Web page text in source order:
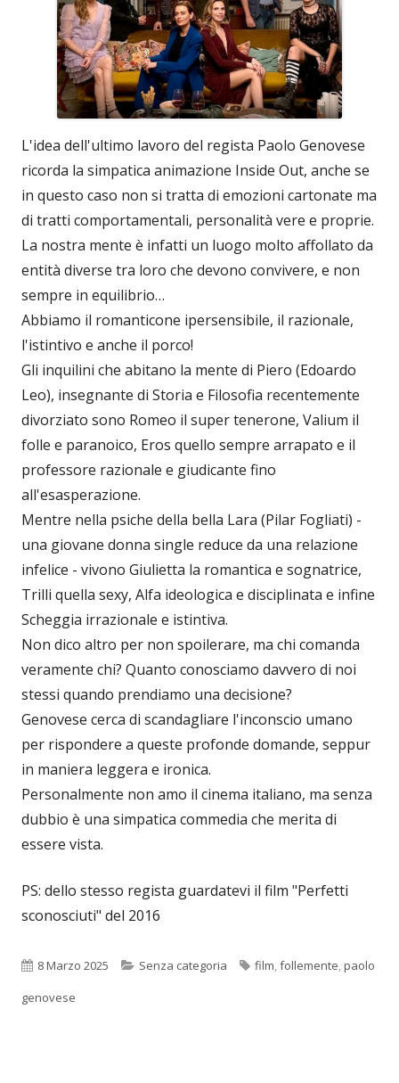
L'idea dell'ultimo lavoro del regista Paolo Genovese
ricorda la simpatica animazione Inside Out, anche se
in questo caso non si tratta di emozioni cartonate ma
di tratti comportamentali, personalità vere e proprie.
La nostra mente è infatti un luogo molto affollato da
entità diverse tra loro che devono convivere, e non
sempre in equilibrio…
Abbiamo il romanticone ipersensibile, il razionale,
l'istintivo e anche il porco!
Gli inquilini che abitano la mente di Piero (Edoardo
Leo), insegnante di Storia e Filosofia recentemente
divorziato sono Romeo il super tenerone, Valium il
folle e paranoico, Eros quello sempre arrapato e il
professore razionale e giudicante fino
all'esasperazione.
Mentre nella psiche della bella Lara (Pilar Fogliati) -
una giovane donna single reduce da una relazione
infelice - vivono Giulietta la romantica e sognatrice,
Trilli quella sexy, Alfa ideologica e disciplinata e infine
Scheggia irrazionale e istintiva.
Non dico altro per non spoilerare, ma chi comanda
veramente chi? Quanto conosciamo davvero di noi
stessi quando prendiamo una decisione?
Genovese cerca di scandagliare l'inconscio umano
per rispondere a queste profonde domande, seppur
in maniera leggera e ironica.
Personalmente non amo il cinema italiano, ma senza
dubbio è una simpatica commedia che merita di
essere vista.
PS: dello stesso regista guardatevi il film "Perfetti
sconosciuti" del 2016
Pubblicato
8 Marzo 2025 Categorie
Senza categoria Tag
film,follemente,paolo
genovese